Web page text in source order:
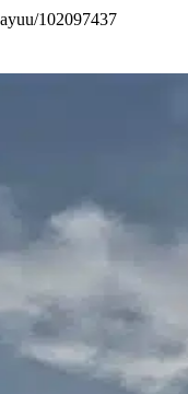
102097437